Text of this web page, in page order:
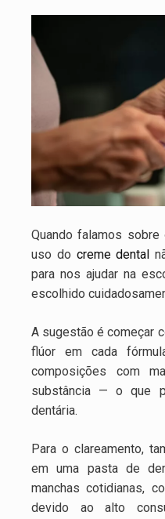
Quando falamos
uso do creme dental
para nos ajudar na
escolhido
A sugestão é começar
flúor em cada
composições com
substância — o que
dentária.
Para o clareamento,
em uma pasta de
manchas cotidianas,
devido ao alto